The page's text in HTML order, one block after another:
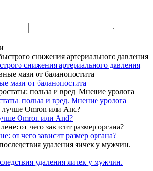
снижения артериального давления
мази от баланопостита
польза и вред. Мнение уролога
Omron или And?
от чего зависит размер органа?
удаления яичек у мужчин.